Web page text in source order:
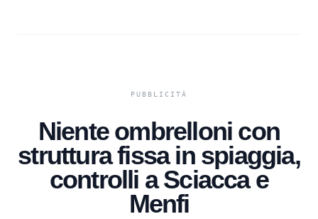
Niente ombrelloni con
struttura fissa in spiaggia,
controlli a Sciacca e
Menfi